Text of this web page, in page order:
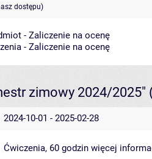
dostępu)
- Zaliczenie na ocenę
- Zaliczenie na ocenę
zimowy 2024/2025"
2024-10-01 - 2025-02-28
Ćwiczenia, 60 godzin więcej